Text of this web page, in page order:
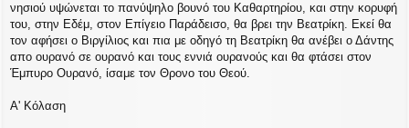
νησιού υψώνεται το πανύψηλο βουνό του Καθαρτηρίου, και στην κορυφή
του, στην Εδέμ, στον Επίγειο Παράδεισο, θα βρει την Βεατρίκη. Εκεί θα
τον αφήσει ο Βιργίλιος και πια με οδηγό τη Βεατρίκη θα ανέβει ο Δάντης
απο ουρανό σε ουρανό και τους εννιά ουρανούς και θα φτάσει στον
Έμπυρο Ουρανό, ίσαμε τον Θρονο του Θεού.
Α' Κόλαση